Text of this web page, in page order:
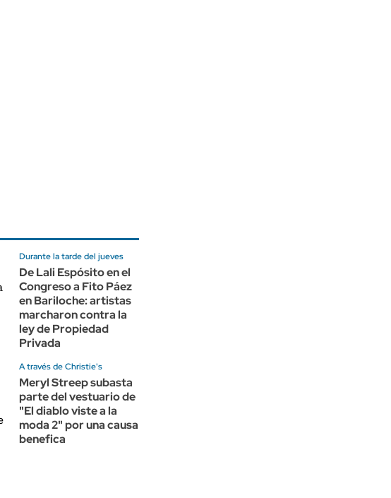
Durante la tarde del jueves
De Lali Espósito en el
Congreso a Fito Páez
en Bariloche: artistas
marcharon contra la
ley de Propiedad
Privada
A través de Christie's
Meryl Streep subasta
parte del vestuario de
"El diablo viste a la
moda 2" por una causa
benefica